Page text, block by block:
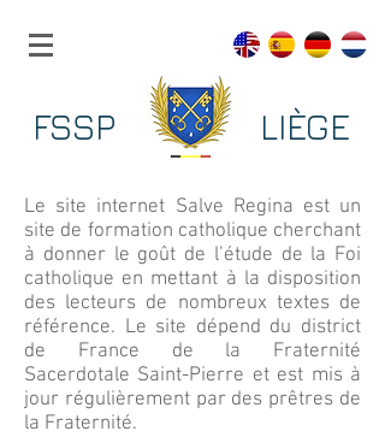
FSSP LIÈGE
Le site internet Salve Regina est un
site de formation catholique cherchant
à donner le goût de l’étude de la Foi
catholique en mettant à la disposition
des lecteurs de nombreux textes de
référence. Le site dépend du district
de France de la Fraternité
Sacerdotale Saint-Pierre et est mis à
jour régulièrement par des prêtres de
la Fraternité.